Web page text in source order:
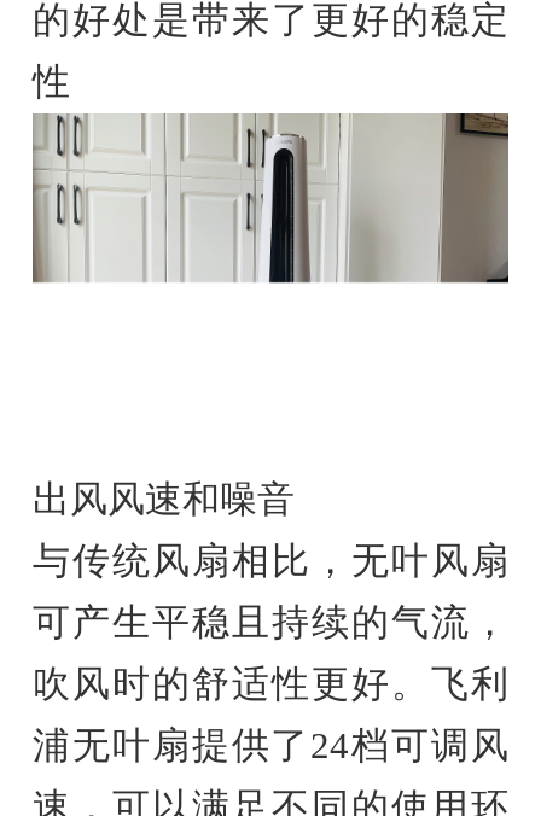
的好处是带来了更好的稳定
性
出风风速和噪音
与传统风扇相比，无叶风扇
可产生平稳且持续的气流，
吹风时的舒适性更好。飞利
浦无叶扇提供了24档可调风